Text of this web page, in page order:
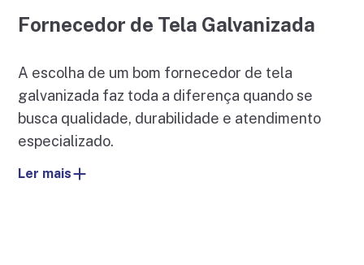
Fornecedor de Tela Galvanizada
A escolha de um bom fornecedor de tela
galvanizada faz toda a diferença quando se
busca qualidade, durabilidade e atendimento
especializado.
Ler mais